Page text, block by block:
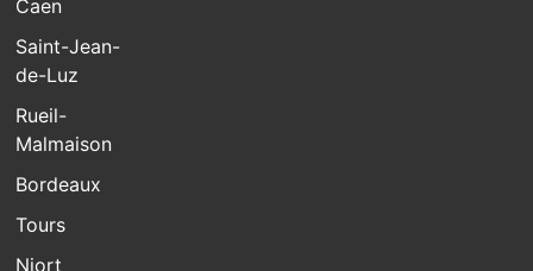
Caen
Saint-Jean-
de-Luz
Rueil-
Malmaison
Bordeaux
Tours
Niort